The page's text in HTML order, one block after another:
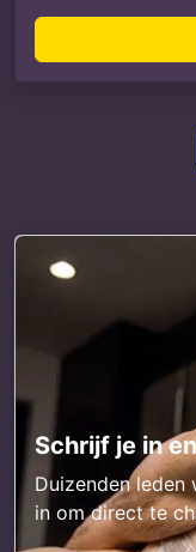
Schrijf je in
Duizenden
in om direct te